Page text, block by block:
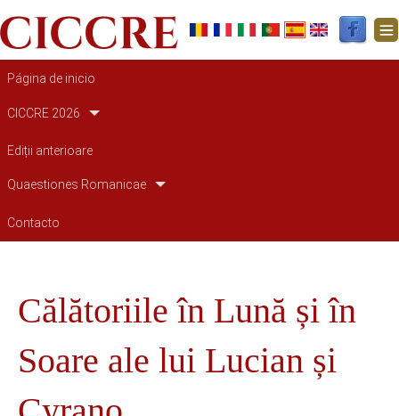
Navegación principal
Página de inicio
CICCRE 2026
Ediții anterioare
Quaestiones Romanicae
Contacto
Călătoriile în Lună și în
Soare ale lui Lucian și